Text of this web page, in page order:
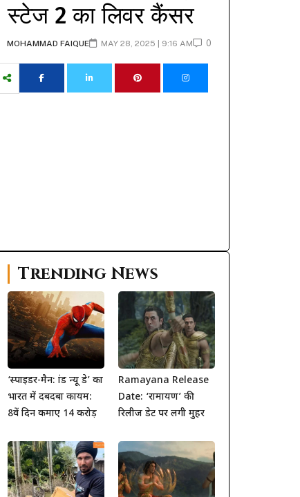
स्टेज 2 का लिवर कैंसर
MOHAMMAD FAIQUE MAY 28, 2025 | 9:16 AM 0
Trending News
‘स्पाइडर-मैन: ब्रांड न्यू डे’ का
भारत में दबदबा कायम:
8वें दिन कमाए 14 करोड़
Ramayana Release
Date: ‘रामायण’ की
रिलीज डेट पर लगी मुहर